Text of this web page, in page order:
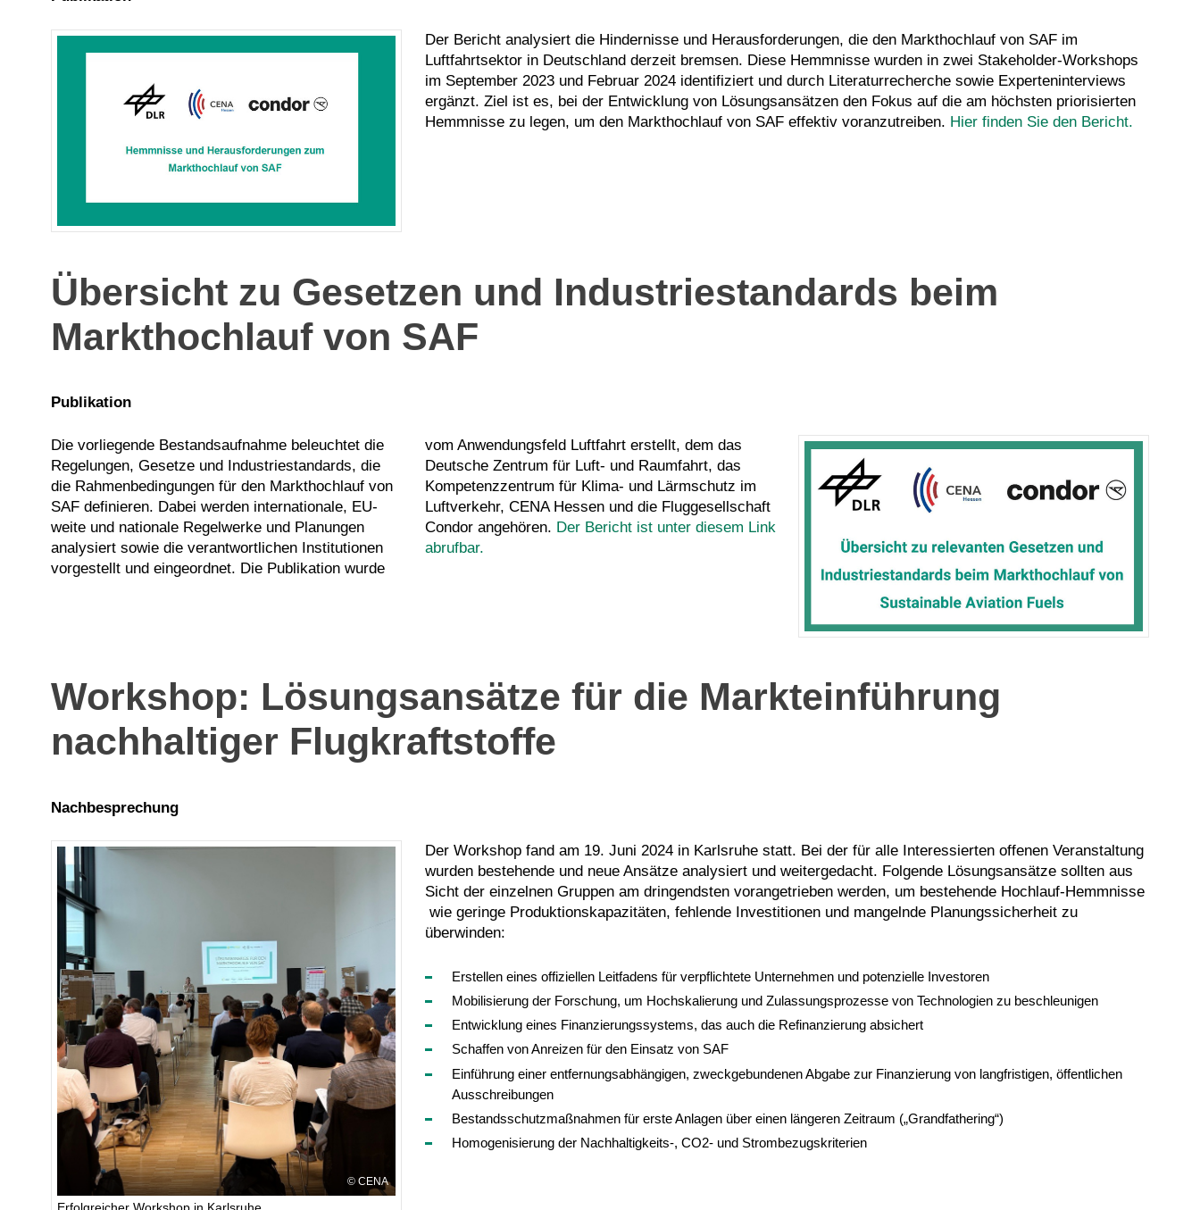
Der Bericht analysiert die Hindernisse und Herausforderungen, die den Markthochlauf von SAF im
Luftfahrtsektor in Deutschland derzeit bremsen. Diese Hemmnisse wurden in zwei Stakeholder-Workshops
im September 2023 und Februar 2024 identifiziert und durch Literaturrecherche sowie Experteninterviews
ergänzt. Ziel ist es, bei der Entwicklung von Lösungsansätzen den Fokus auf die am höchsten priorisierten
Hemmnisse zu legen, um den Markthochlauf von SAF effektiv voranzutreiben. Hier finden Sie den Bericht.
Übersicht zu Gesetzen und Industriestandards beim
Markthochlauf von SAF
Publikation
Die vorliegende Bestandsaufnahme beleuchtet die
Regelungen, Gesetze und Industriestandards, die
die Rahmenbedingungen für den Markthochlauf von
SAF definieren. Dabei werden internationale, EU-
weite und nationale Regelwerke und Planungen
analysiert sowie die verantwortlichen Institutionen
vorgestellt und eingeordnet. Die Publikation wurde
vom Anwendungsfeld Luftfahrt erstellt, dem das
Deutsche Zentrum für Luft- und Raumfahrt, das
Kompetenzzentrum für Klima- und Lärmschutz im
Luftverkehr, CENA Hessen und die Fluggesellschaft
Condor angehören. Der Bericht ist unter diesem Link
abrufbar.
Workshop: Lösungsansätze für die Markteinführung
nachhaltiger Flugkraftstoffe
Nachbesprechung
CENA
Der Workshop fand am 19. Juni 2024 in Karlsruhe statt. Bei der für alle Interessierten offenen Veranstaltung
wurden bestehende und neue Ansätze analysiert und weitergedacht. Folgende Lösungsansätze sollten aus
Sicht der einzelnen Gruppen am dringendsten vorangetrieben werden, um bestehende Hochlauf-Hemmnisse
wie geringe Produktionskapazitäten, fehlende Investitionen und mangelnde Planungssicherheit zu
überwinden:
Erstellen eines offiziellen Leitfadens für verpflichtete Unternehmen und potenzielle Investoren
Mobilisierung der Forschung, um Hochskalierung und Zulassungsprozesse von Technologien zu beschleunigen
Entwicklung eines Finanzierungssystems, das auch die Refinanzierung absichert
Schaffen von Anreizen für den Einsatz von SAF
Einführung einer entfernungsabhängigen, zweckgebundenen Abgabe zur Finanzierung von langfristigen, öffentlichen
Ausschreibungen
Bestandsschutzmaßnahmen für erste Anlagen über einen längeren Zeitraum („Grandfathering“)
Homogenisierung der Nachhaltigkeits-, CO2- und Strombezugskriterien